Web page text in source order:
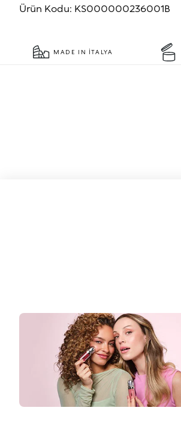
Ürün Kodu: KS000000236001B
MADE IN İTALYA